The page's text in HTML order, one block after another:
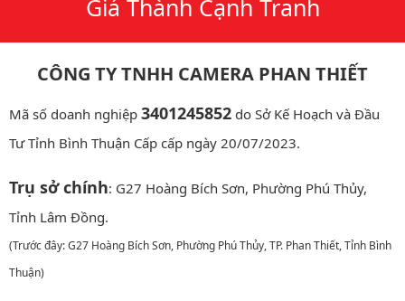
Giá Thành Cạnh Tranh
CÔNG TY TNHH CAMERA PHAN THIẾT
Mã số doanh nghiệp 3401245852 do Sở Kế Hoạch và Đầu
Tư Tỉnh Bình Thuận Cấp cấp ngày 20/07/2023.
Trụ sở chính: G27 Hoàng Bích Sơn, Phường Phú Thủy,
Tỉnh Lâm Đồng.
(Trước đây: G27 Hoàng Bích Sơn, Phường Phú Thủy, TP. Phan Thiết, Tỉnh Bình
Thuận)